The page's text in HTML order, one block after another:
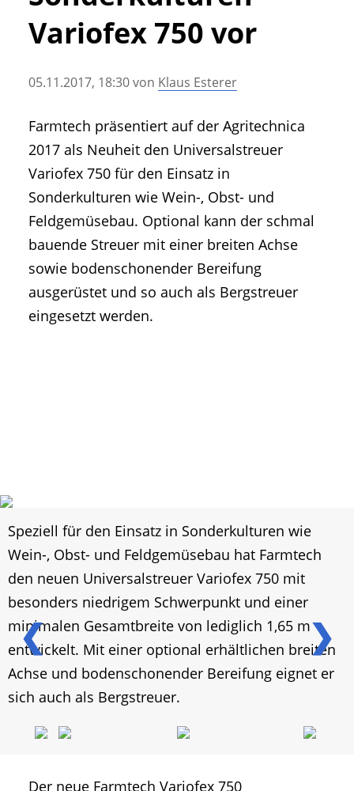
• Messen und Veranstaltungen
• Agritechnica Neuheiten Archiv
Variofex 750 vor
05.11.2017, 18:30von Klaus Esterer
Farmtech präsentiert auf der Agritechnica
2017 als Neuheit den Universalstreuer
Variofex 750 für den Einsatz in
Sonderkulturen wie Wein-, Obst- und
Feldgemüsebau. Optional kann der schmal
bauende Streuer mit einer breiten Achse
sowie bodenschonender Bereifung
ausgerüstet und so auch als Bergstreuer
eingesetzt werden.
❮ ❯
Speziell für den Einsatz in Sonderkulturen wie
Wein-, Obst- und Feldgemüsebau hat Farmtech
den neuen Universalstreuer Variofex 750 mit
besonders niedrigem Schwerpunkt und einer
minimalen Gesamtbreite von lediglich 1,65 m
entwickelt. Mit einer optional erhältlichen breiten
Achse und bodenschonender Bereifung eignet er
sich auch als Bergstreuer.
Der neue Farmtech Variofex 750